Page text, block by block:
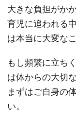
大きな負担がか
育児に追われる
は本当に大変な
もし頻繁に立ち
は体からの大切
まずはご自身の
い。